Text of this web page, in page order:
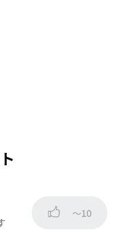
～10